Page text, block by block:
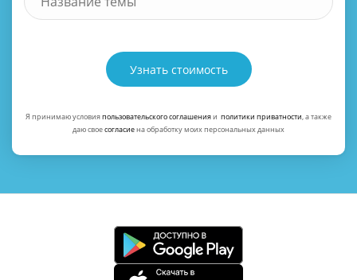
Узнать стоимость
Я принимаю условияпользовательского соглашенияи политики приватности, а также
даю своесогласиена обработку моих персональных данных